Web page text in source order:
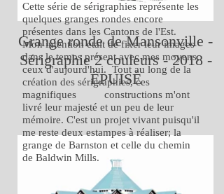
Grange ronde de Mansonville -
Sérigraphie 2 couleurs - 2018 -
ÉPUISÉ
Cette série de sérigraphies représente les
quelques granges rondes encore
présentes dans les Cantons de l'Est.
Mon intention était de fixer leur images
dans le temps présent avec mes moyens,
ceux d'aujourd'hui. Tout au long de la
création des sérigraphies, ces
magnifiques constructions m'ont
livré leur majesté et un peu de leur
mémoire. C'est un projet vivant puisqu'il
me reste deux estampes à réaliser; la
grange de Barnston et celle du chemin
de Baldwin Mills.